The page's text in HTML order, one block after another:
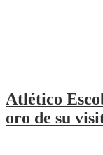
Atlético
oro de su